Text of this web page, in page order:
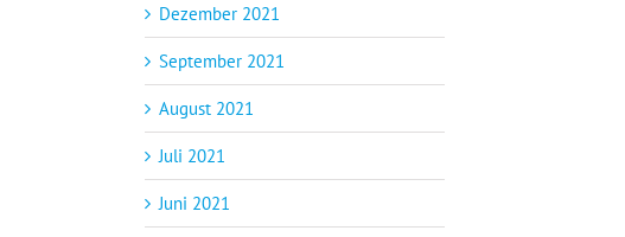
Dezember 2021
September 2021
August 2021
Juli 2021
Juni 2021